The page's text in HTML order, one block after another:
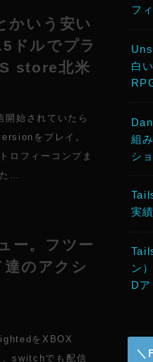
いう安い
ドルでプラ
store北米
始されていたら
をプレイ。
ロフィーコンプま
…
ー。フツー
のアクシ
をXBOX
switchでも配信
フ
白
組
シ
実
ン
D
＼